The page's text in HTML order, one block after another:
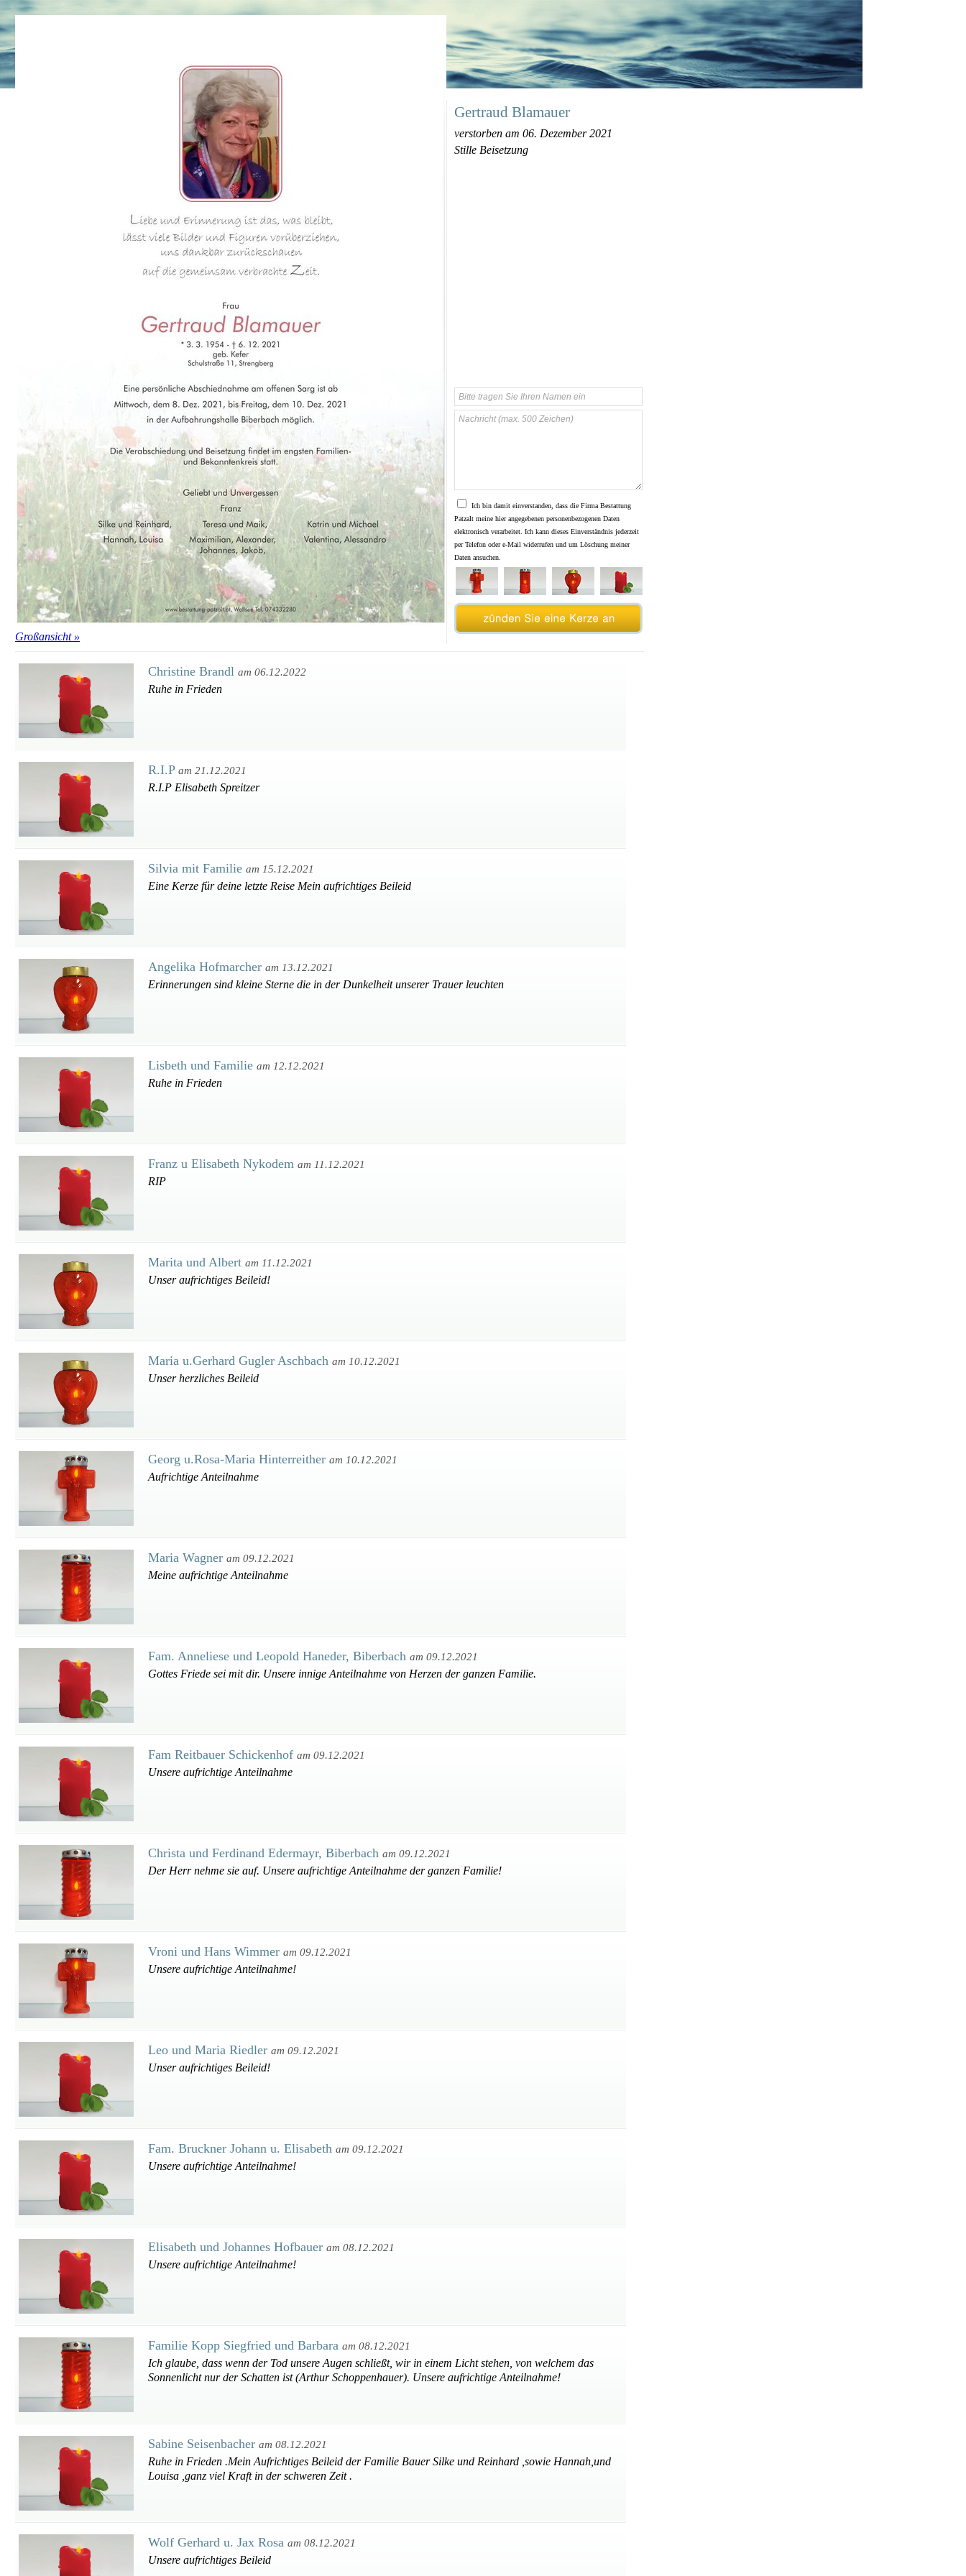
Großansicht »
Gertraud Blamauer
verstorben am 06. Dezember 2021
Stille Beisetzung
Ich bin damit einverstanden, dass die Firma Bestattung
Patzalt meine hier angegebenen personenbezogenen Daten
elektronisch verarbeitet. Ich kann dieses Einverständnis jederzeit
per Telefon oder e-Mail widerrufen und um Löschung meiner
Daten ansuchen.
Christine Brandl am 06.12.2022
Ruhe in Frieden
R.I.P am 21.12.2021
R.I.P Elisabeth Spreitzer
Silvia mit Familie am 15.12.2021
Eine Kerze für deine letzte Reise Mein aufrichtiges Beileid
Angelika Hofmarcher am 13.12.2021
Erinnerungen sind kleine Sterne die in der Dunkelheit unserer Trauer leuchten
Lisbeth und Familie am 12.12.2021
Ruhe in Frieden
Franz u Elisabeth Nykodem am 11.12.2021
RIP
Marita und Albert am 11.12.2021
Unser aufrichtiges Beileid!
Maria u.Gerhard Gugler Aschbach am 10.12.2021
Unser herzliches Beileid
Georg u.Rosa-Maria Hinterreither am 10.12.2021
Aufrichtige Anteilnahme
Maria Wagner am 09.12.2021
Meine aufrichtige Anteilnahme
Fam. Anneliese und Leopold Haneder, Biberbach am 09.12.2021
Gottes Friede sei mit dir. Unsere innige Anteilnahme von Herzen der ganzen Familie.
Fam Reitbauer Schickenhof am 09.12.2021
Unsere aufrichtige Anteilnahme
Christa und Ferdinand Edermayr, Biberbach am 09.12.2021
Der Herr nehme sie auf. Unsere aufrichtige Anteilnahme der ganzen Familie!
Vroni und Hans Wimmer am 09.12.2021
Unsere aufrichtige Anteilnahme!
Leo und Maria Riedler am 09.12.2021
Unser aufrichtiges Beileid!
Fam. Bruckner Johann u. Elisabeth am 09.12.2021
Unsere aufrichtige Anteilnahme!
Elisabeth und Johannes Hofbauer am 08.12.2021
Unsere aufrichtige Anteilnahme!
Familie Kopp Siegfried und Barbara am 08.12.2021
Ich glaube, dass wenn der Tod unsere Augen schließt, wir in einem Licht stehen, von welchem das
Sonnenlicht nur der Schatten ist (Arthur Schoppenhauer). Unsere aufrichtige Anteilnahme!
Sabine Seisenbacher am 08.12.2021
Ruhe in Frieden .Mein Aufrichtiges Beileid der Familie Bauer Silke und Reinhard ,sowie Hannah,und
Louisa ,ganz viel Kraft in der schweren Zeit .
Wolf Gerhard u. Jax Rosa am 08.12.2021
Unsere aufrichtiges Beileid